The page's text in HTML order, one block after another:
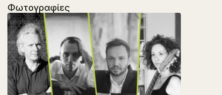
Φωτογραφίες